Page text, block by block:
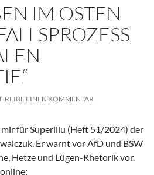
IM OSTEN
EINEN KOMMENTAR
für Superillu (Heft 51/2024) der
Er warnt vor AfD und BSW
Hetze und Lügen-Rhetorik vor.